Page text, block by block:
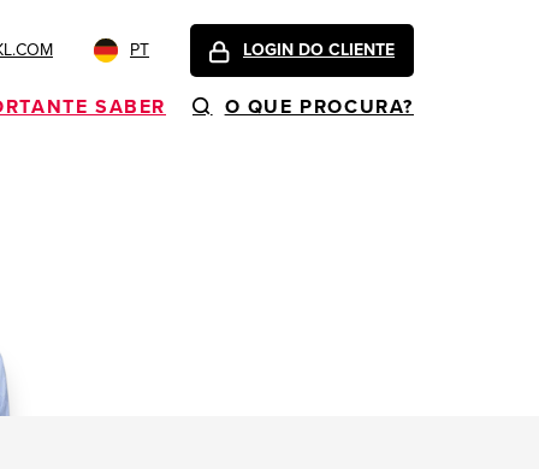
PT LOGIN DO CLIENTE
SABER O QUE PROCURA?